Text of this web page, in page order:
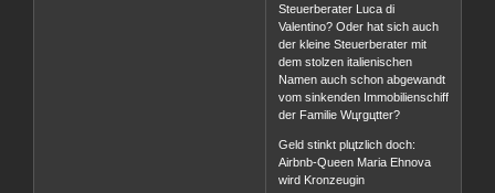
Steuerberater Luca di
Valentino? Oder hat sich auch
der kleine Steuerberater mit
dem stolzen italienischen
Namen auch schon abgewandt
vom sinkenden Immobilienschiff
der Familie Wцrgцtter?
Geld stinkt plцtzlich doch:
Airbnb-Queen Maria Ehnova
wird Kronzeugin